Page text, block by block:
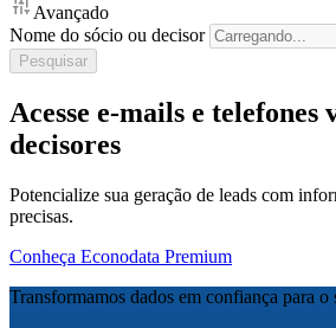
Avançado
Nome do sócio ou decisor
Pesquisar
Acesse e-mails e telefones
decisores
Potencialize sua geração de leads com
precisas.
Conheça Econodata Premium
Transformamos dados em confiança para o